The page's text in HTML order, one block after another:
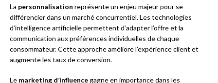
La personnalisation représente un enjeu majeur pour se
différencier dans un marché concurrentiel. Les technologies
d’intelligence artificielle permettent d’adapter l’offre et la
communication aux préférences individuelles de chaque
consommateur. Cette approche améliore l’expérience client et
augmente les taux de conversion.
Le marketing d’influencegagne en importance dans les